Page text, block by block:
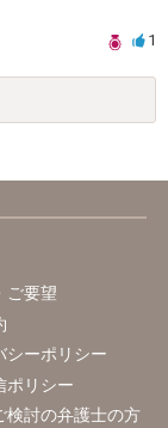
1
ご要望
シーポリシー
ポリシー
検討の弁護士の方